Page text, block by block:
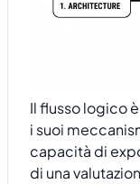
Il flusso logico
i suoi
capacità di
di una